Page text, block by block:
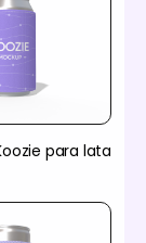
para lata